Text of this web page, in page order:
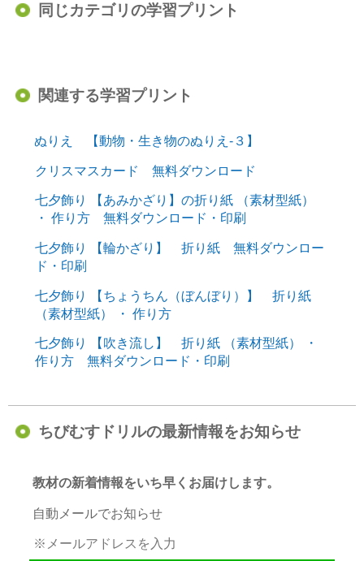
同じカテゴリの学習プリント
関連する学習プリント
ぬりえ 【動物・生き物のぬりえ-３】
クリスマスカード 無料ダウンロード
七夕飾り 【あみかざり】の折り紙 （素材型紙）
・ 作り方 無料ダウンロード・印刷
七夕飾り 【輪かざり】 折り紙 無料ダウンロー
ド・印刷
七夕飾り 【ちょうちん（ぼんぼり）】 折り紙
（素材型紙） ・ 作り方
七夕飾り 【吹き流し】 折り紙 （素材型紙） ・
作り方 無料ダウンロード・印刷
ちびむすドリルの最新情報をお知らせ
教材の新着情報をいち早くお届けします。
自動メールでお知らせ